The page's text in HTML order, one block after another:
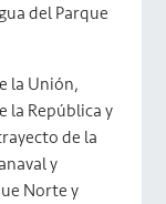
del Parque
la Unión,
la República y
de la
y
Norte y